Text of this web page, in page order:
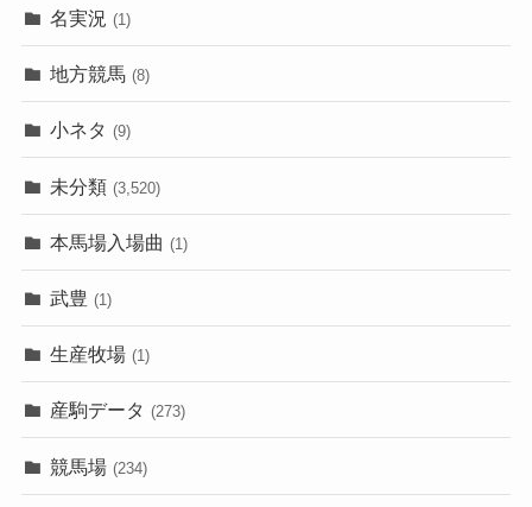
名実況 (1)
地方競馬 (8)
小ネタ (9)
未分類 (3,520)
本馬場入場曲 (1)
武豊 (1)
生産牧場 (1)
産駒データ (273)
競馬場 (234)